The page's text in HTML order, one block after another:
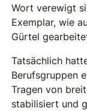
Wort verewigt
Exemplar, wie
Gürtel
Tatsächlich
Berufsgruppen
Tragen von
stabilisiert und